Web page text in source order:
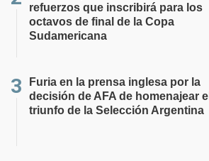
refuerzos que inscribirá para los
octavos de final de la Copa
Sudamericana
Furia en la prensa inglesa por la
decisión de AFA de homenajear el
triunfo de la Selección Argentina